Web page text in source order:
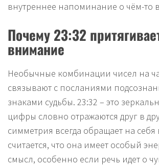
внутреннее напоминание о чём-то
Почему 23:32
внимание
Необычные комбинации чисел на
связывают с посланиями
знаками судьбы. 23:32 – это
цифры словно отражаются друг в
симметрия всегда обращает на
считается, что она имеет особый
смысл, особенно если речь идет о